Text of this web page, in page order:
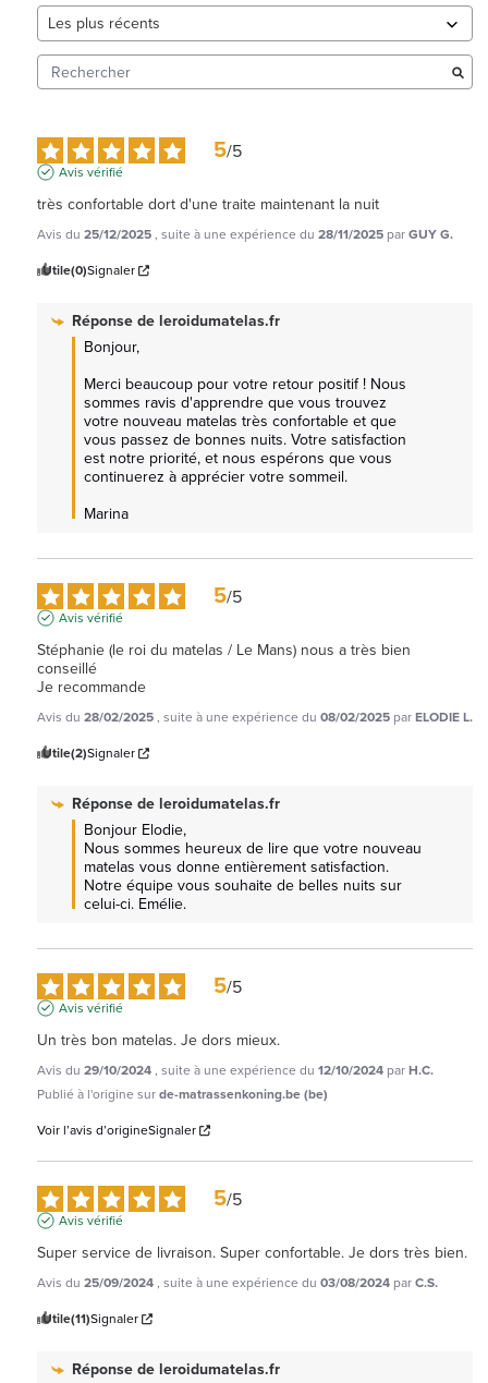
5/5
Avis vérifié
très confortable dort d'une traite maintenant la nuit
Avis du 25/12/2025, suite à une expérience du 28/11/2025 parGUY G.
Utile(0)Signaler
Réponse deleroidumatelas.fr
Bonjour,
Merci beaucoup pour votre retour positif ! Nous
sommes ravis d'apprendre que vous trouvez
votre nouveau matelas très confortable et que
vous passez de bonnes nuits. Votre satisfaction
est notre priorité, et nous espérons que vous
continuerez à apprécier votre sommeil.
Marina
5/5
Avis vérifié
Stéphanie (le roi du matelas / Le Mans) nous a très bien
conseillé
Je recommande
Avis du 28/02/2025, suite à une expérience du 08/02/2025 parELODIE L.
Utile(2)Signaler
Réponse deleroidumatelas.fr
Bonjour Elodie,
Nous sommes heureux de lire que votre nouveau
matelas vous donne entièrement satisfaction.
Notre équipe vous souhaite de belles nuits sur
celui-ci. Emélie.
5/5
Avis vérifié
Un très bon matelas. Je dors mieux.
Avis du 29/10/2024, suite à une expérience du 12/10/2024 parH.C.
Publié à l'origine surde-matrassenkoning.be (be)
Voir l’avis d’origineSignaler
5/5
Avis vérifié
Super service de livraison. Super confortable. Je dors très bien.
Avis du 25/09/2024, suite à une expérience du 03/08/2024 parC.S.
Utile(11)Signaler
Réponse deleroidumatelas.fr